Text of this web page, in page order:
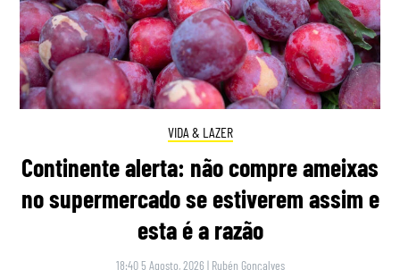
VIDA & LAZER
Continente alerta: não compre ameixas
no supermercado se estiverem assim e
esta é a razão
18:40 5 Agosto, 2026 | Rubén Gonçalves